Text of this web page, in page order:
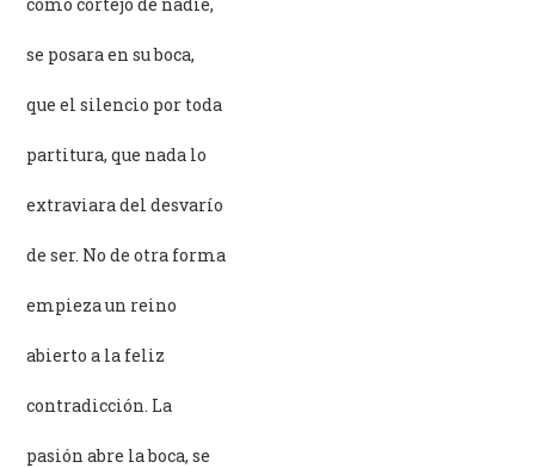
se posara en su boca,
que el silencio por toda
partitura, que nada lo
extraviara del desvarío
de ser. No de otra forma
empieza un reino
abierto a la feliz
contradicción. La
pasión abre la boca, se